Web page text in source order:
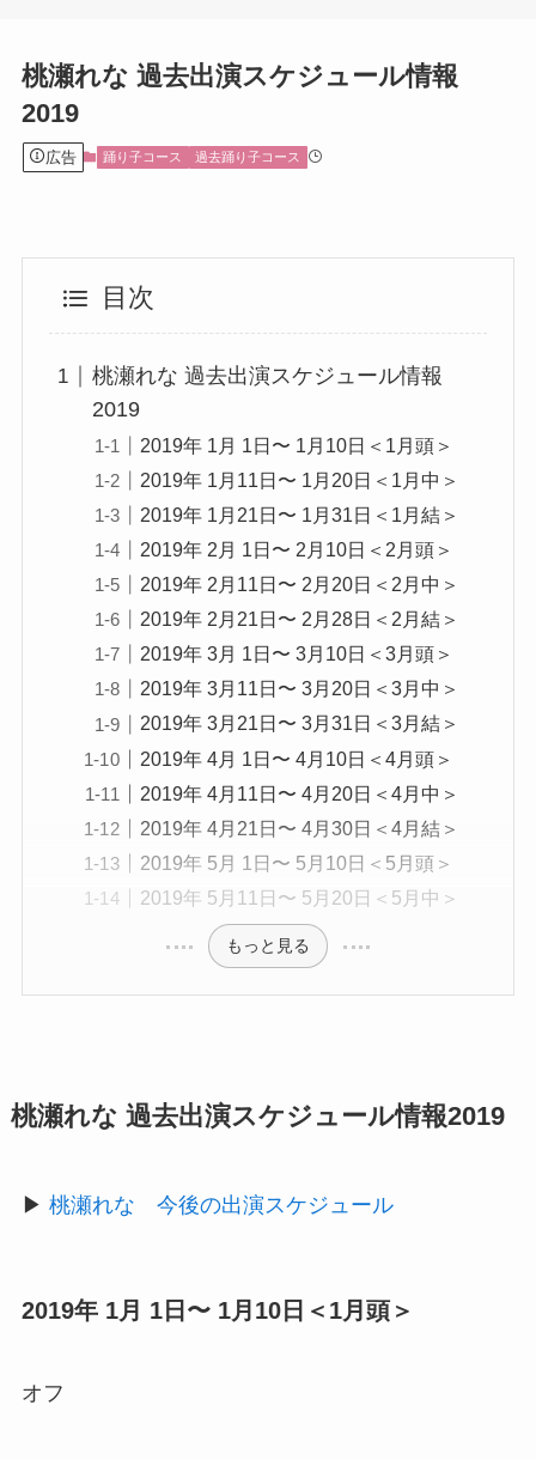
桃瀬れな 過去出演スケジュール情報
2019
広告 踊り子コース 過去踊り子コース
目次
桃瀬れな 過去出演スケジュール情報
2019
2019年 1月 1日〜 1月10日＜1月頭＞
2019年 1月11日〜 1月20日＜1月中＞
2019年 1月21日〜 1月31日＜1月結＞
2019年 2月 1日〜 2月10日＜2月頭＞
2019年 2月11日〜 2月20日＜2月中＞
2019年 2月21日〜 2月28日＜2月結＞
2019年 3月 1日〜 3月10日＜3月頭＞
2019年 3月11日〜 3月20日＜3月中＞
2019年 3月21日〜 3月31日＜3月結＞
2019年 4月 1日〜 4月10日＜4月頭＞
2019年 4月11日〜 4月20日＜4月中＞
2019年 4月21日〜 4月30日＜4月結＞
2019年 5月 1日〜 5月10日＜5月頭＞
2019年 5月11日〜 5月20日＜5月中＞
もっと見る
桃瀬れな 過去出演スケジュール情報2019
▶︎ 桃瀬れな 今後の出演スケジュール
2019年 1月 1日〜 1月10日＜1月頭＞
オフ